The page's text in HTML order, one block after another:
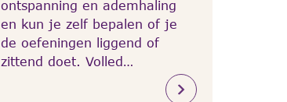
ontspanning en ademhaling
en kun je zelf bepalen of je
de oefeningen liggend of
zittend doet. Volled…